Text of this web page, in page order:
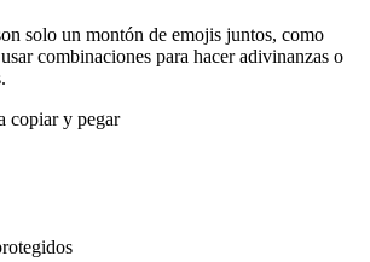
solo un montón de emojis juntos, como
combinaciones para hacer adivinanzas o
copiar y pegar